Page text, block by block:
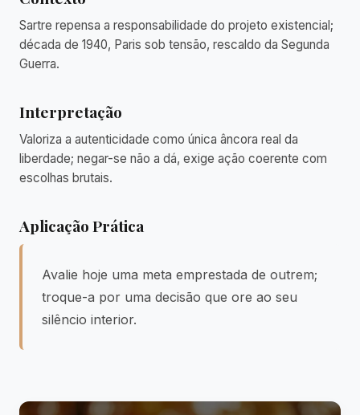
Sartre repensa a responsabilidade do projeto existencial;
década de 1940, Paris sob tensão, rescaldo da Segunda
Guerra.
Interpretação
Valoriza a autenticidade como única âncora real da
liberdade; negar-se não a dá, exige ação coerente com
escolhas brutais.
Aplicação Prática
Avalie hoje uma meta emprestada de outrem;
troque-a por uma decisão que ore ao seu
silêncio interior.